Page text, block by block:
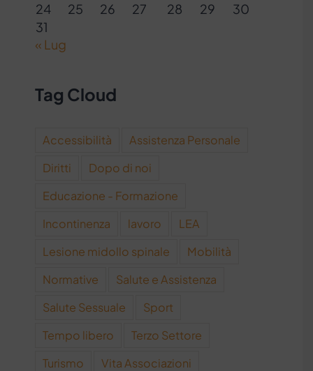
24
25 26 27 28 29
30
31
« Lug
Tag Cloud
Accessibilità
Assistenza Personale
Diritti
Dopo di noi
Educazione - Formazione
Incontinenza
lavoro
LEA
Lesione midollo spinale
Mobilità
Normative
Salute e Assistenza
Salute Sessuale
Sport
Tempo libero
Terzo Settore
Turismo
Vita Associazioni